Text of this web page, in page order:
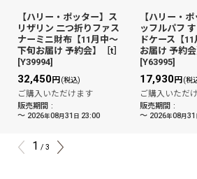
【ハリー・ポッター】ス
リザリン 二つ折りファス
ナーミニ財布【11月中〜
下旬お届け 予約会】［t］
[Y39994]
32,450円 (税込)
ご購入いただけます
販売期間 :
～ 2026年08月31 日 23:00
【ハリー・
ッフルパフ
ドケース【
お届け 予約
[Y63995]
17,930円 (税
ご購入いただ
販売期間 :
～ 2026年08月31
1 / 3